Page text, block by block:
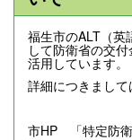
福生市のALT（英
して防衛省の交
活用しています。
詳細につきまして
市HP 「特定防衛